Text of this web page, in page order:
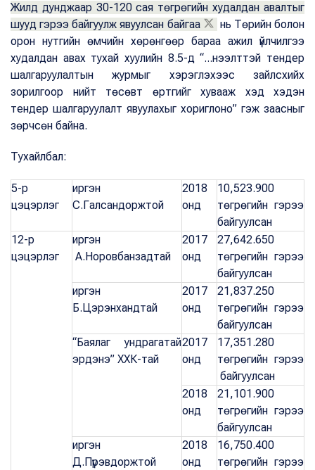
Жилд дунджаар 30-120 сая төгрөгийн худалдан авалтыг
шууд гэрээ байгуулж явуулсан байгаа
нь Төрийн болон
орон нутгийн өмчийн хөрөнгөөр бараа ажил үйлчилгээ
худалдан авах тухай хуулийн 8.5-д “...нээлттэй тендер
шалгаруулалтын журмыг хэрэглэхээс зайлсхийх
зорилгоор нийт төсөвт өртгийг хувааж хэд хэдэн
тендер шалгаруулалт явуулахыг хориглоно” гэж заасныг
зөрчсөн байна.
Тухайлбал:
5-р
цэцэрлэг
иргэн
С.Галсандоржтой
2018
онд
10,523.900
төгрөгийн гэрээ
байгуулсан
12-р
цэцэрлэг
иргэн
А.Норовбанзадтай
2017
онд
27,642.650
төгрөгийн гэрээ
байгуулсан
иргэн
Б.Цэрэнхандтай
2017
онд
21,837.250
төгрөгийн гэрээ
байгуулсан
“Баялаг ундрагатай
эрдэнэ” ХХК-тай
2017
онд
17,351.280
төгрөгийн гэрээ
байгуулсан
2018
онд
21,101.900
төгрөгийн гэрээ
байгуулсан
иргэн
Д.Пүрэвдоржтой
2018
онд
16,750.400
төгрөгийн гэрээ